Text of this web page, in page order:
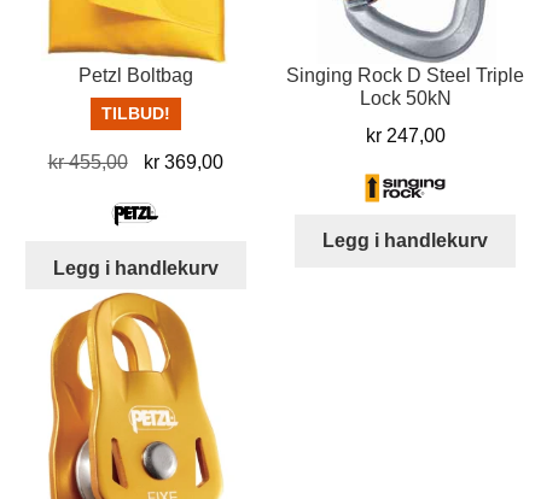
Petzl Boltbag
TILBUD!
kr455,00
Opprinnelig
var:
kr 369,00Nåværende
Legg i handlekurv
Singing Rock D Steel Triple
Lock 50kN
kr247,00
Legg i handlekurv